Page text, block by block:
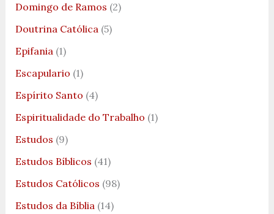
Domingo de Ramos (2)
Doutrina Católica(5)
Epifania(1)
Escapulario (1)
Espírito Santo (4)
Espiritualidade do Trabalho (1)
Estudos (9)
Estudos Bíblicos (41)
Estudos Católicos (98)
Estudos da Bíblia(14)